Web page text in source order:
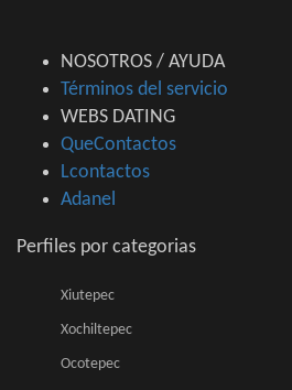
NOSOTROS / AYUDA
Términos del servicio
WEBS DATING
QueContactos
Lcontactos
Adanel
Perfiles por categorias
Xiutepec
Xochiltepec
Ocotepec